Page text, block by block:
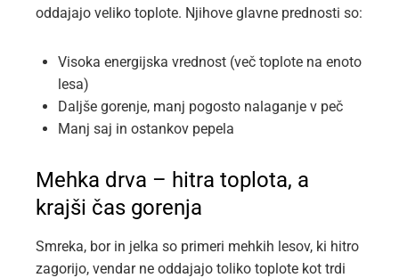
oddajajo veliko toplote. Njihove glavne prednosti so:
Visoka energijska vrednost (več toplote na enoto
lesa)
Daljše gorenje, manj pogosto nalaganje v peč
Manj saj in ostankov pepela
Mehka drva – hitra toplota, a
krajši čas gorenja
Smreka, bor in jelka so primeri mehkih lesov, ki hitro
zagorijo, vendar ne oddajajo toliko toplote kot trdi